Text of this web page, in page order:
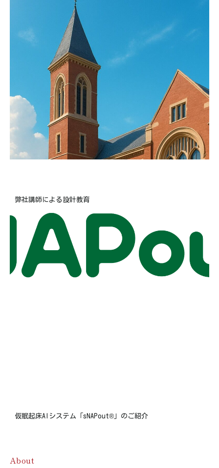
弊社講師による設計教育
仮眠起床AIシステム「sNAPout®」のご紹介
About